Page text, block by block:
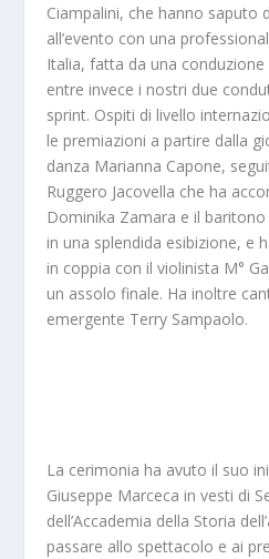
Ciampalini, che hanno saputo
all’evento con una
Italia, fatta da una
entre invece i nostri due
sprint. Ospiti di livello
le premiazioni a partire dalla
danza Marianna Capone,
Ruggero Jacovella che ha
Dominika Zamara e il
in una splendida esibizione, e
in coppia con il violinista M°
un assolo finale. Ha inoltre
emergente Terry Sampaolo.
La cerimonia ha avuto il suo
Giuseppe Marceca in vesti di
dell’Accademia della Storia
passare allo spettacolo e ai